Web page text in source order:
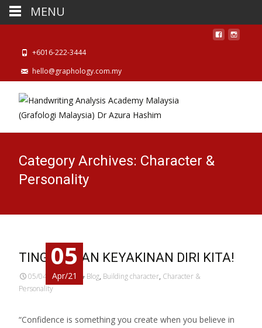
+6016-222-3444
hello@graphology.com.my
Category Archives: Character &
Personality
05
Apr/21
TINGKATKAN KEYAKINAN DIRI KITA!
05/04/2021 Blog, Building character, Character &
Personality
“Confidence is something you create when you believe in
MENU